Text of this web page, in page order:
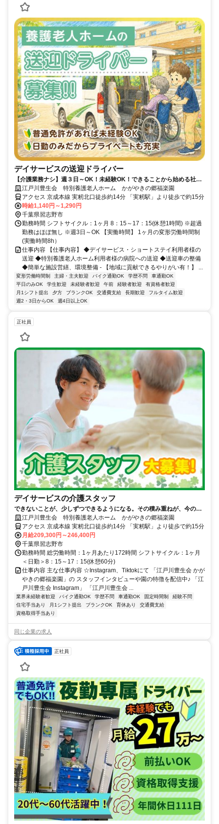
デイサービスの送迎ドライバー
【介護業務ナシ】週３日～OK！未経験OK！できることから始める社会
貢献ができます
江戸川豊生会 特別養護老人ホーム かがやきの郷福楽園
アクセス 京成本線 実籾北口徒歩約14分 「実籾駅」より徒歩で約15分
時給1,140円～1,290円
千葉県習志野市
勤務時間 シフトサイクル：1ヶ月 8：15～17：15(休憩1時間) ※超過
勤務はほぼ無し ※週3日～OK 【実働時間】 1ヶ月の変形労働時間制
(実働時間8h）
仕事内容 【仕事内容】 ◆デイサービス・ショートステイ利用者様の
送迎 ◆特別養護老人ホーム利用者様の病院への送迎 ◆送迎車の整備
◆簡単な施設営繕、環境整備 - 【地域に貢献できるやりがい有！】 ...
変形労働時間制 主婦・主夫歓迎 バイク通勤OK 学歴不問
車通勤OK
平日のみOK
学生歓迎 未経験者歓迎 午前 経験者歓迎
有資格者歓迎
月1シフト提出
夕方 ブランクOK 交通費支給 長期歓迎
フルタイム歓迎
週2・3日からOK
週4日以上OK
正社員
デイサービスの介護スタッフ
できないことが、少しずつできるようになる。その積み重ねが、今の私
をつくっている。
江戸川豊生会 特別養護老人ホーム かがやきの郷福楽園
アクセス 京成本線 実籾北口徒歩約14分 「実籾駅」より徒歩で約15分
月給209,300円～246,400円
千葉県習志野市
勤務時間 総労働時間：1ヶ月あたり172時間 シフトサイクル：1ヶ月
＜日勤＞8：15～17：15(休憩60分)
仕事内容 主な仕事内容 ☆Instagram、Tiktokにて 「江戸川豊生会 かが
やきの郷福楽園」の スタッフインタビューや園の特徴を配信中♪ 「江
戸川豊生会 Instagram」 「江戸川豊生会 ...
業界未経験者歓迎 バイク通勤OK 学歴不問 車通勤OK 固定時間制
経験不問
住宅手当あり
月1シフト提出 ブランクOK 育休あり
交通費支給
資格取得手当あり
同じ企業の求人
正社員